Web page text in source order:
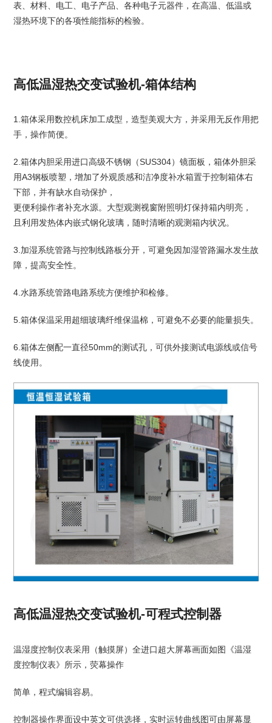
表、材料、电工、电子产品、各种电子元器件，在高温、低温或
湿热环境下的各项性能指标的检验。
高低温湿热交变试验机-箱体结构
1.箱体采用数控机床加工成型，造型美观大方，并采用无反作用把
手，操作简便。
2.箱体内胆采用进口高级不锈钢（SUS304）镜面板，箱体外胆采
用A3钢板喷塑，增加了外观质感和洁净度补水箱置于控制箱体右
下部，并有缺水自动保护，
更便利操作者补充水源。大型观测视窗附照明灯保持箱内明亮，
且利用发热体内嵌式钢化玻璃，随时清晰的观测箱内状况。
3.加湿系统管路与控制线路板分开，可避免因加湿管路漏水发生故
障，提高安全性。
4.水路系统管路电路系统方便维护和检修。
5.箱体保温采用超细玻璃纤维保温棉，可避免不必要的能量损失。
6.箱体左侧配一直径50mm的测试孔，可供外接测试电源线或信号
线使用。
高低温湿热交变试验机-可程式控制器
温湿度控制仪表采用（触摸屏）全进口超大屏幕画面如图《温湿
度控制仪表》所示，荧幕操作
简单，程式编辑容易。
控制器操作界面设中英文可供选择，实时运转曲线图可由屏幕显